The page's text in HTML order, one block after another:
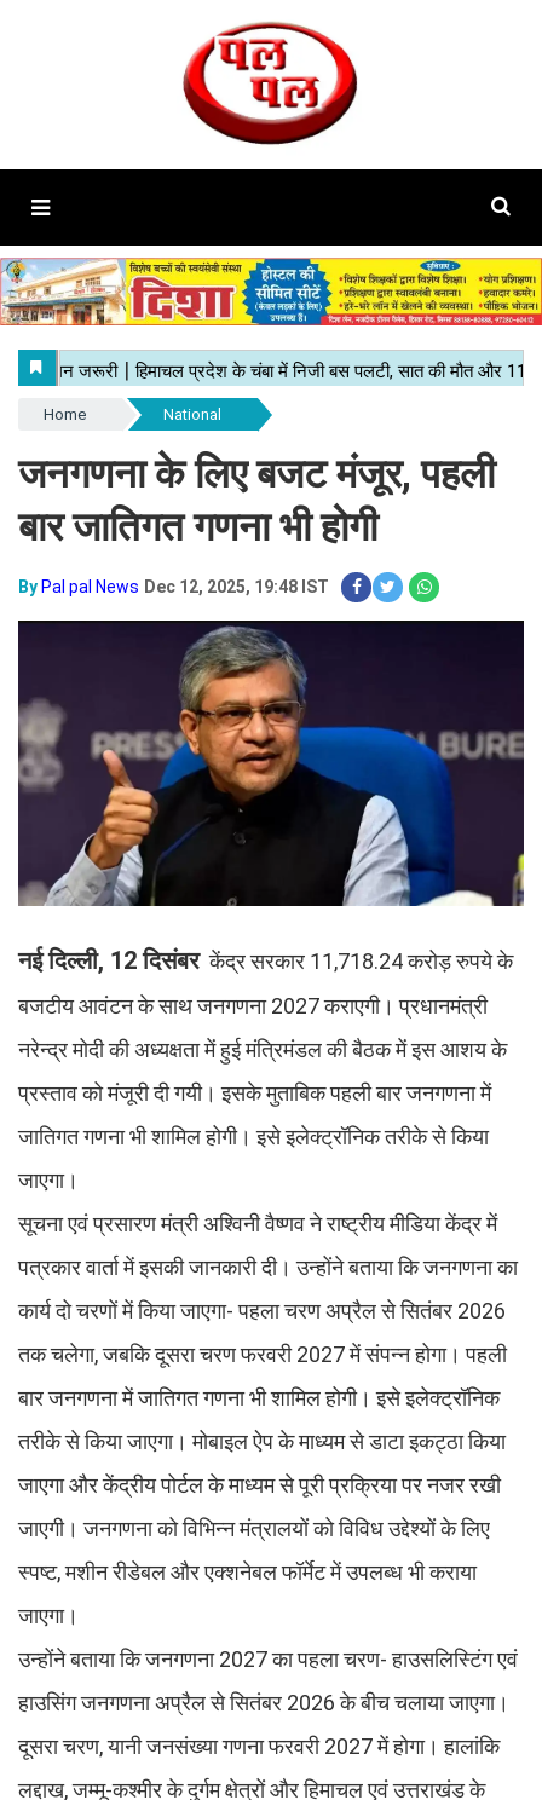
Home National
जनगणना के लिए बजट मंजूर, पहली
बार जातिगत गणना भी होगी
By Pal pal News Dec 12, 2025, 19:48 IST
नई दिल्ली, 12 दिसंबरकेंद्र सरकार 11,718.24 करोड़ रुपये के
बजटीय आवंटन के साथ जनगणना 2027 कराएगी। प्रधानमंत्री
नरेन्द्र मोदी की अध्यक्षता में हुई मंत्रिमंडल की बैठक में इस आशय के
प्रस्ताव को मंजूरी दी गयी। इसके मुताबिक पहली बार जनगणना में
जातिगत गणना भी शामिल होगी। इसे इलेक्ट्रॉनिक तरीके से किया
जाएगा।
सूचना एवं प्रसारण मंत्री अश्विनी वैष्णव ने राष्ट्रीय मीडिया केंद्र में
पत्रकार वार्ता में इसकी जानकारी दी। उन्होंने बताया कि जनगणना का
कार्य दो चरणों में किया जाएगा- पहला चरण अप्रैल से सितंबर 2026
तक चलेगा, जबकि दूसरा चरण फरवरी 2027 में संपन्न होगा। पहली
बार जनगणना में जातिगत गणना भी शामिल होगी। इसे इलेक्ट्रॉनिक
तरीके से किया जाएगा। मोबाइल ऐप के माध्यम से डाटा इकट्ठा किया
जाएगा और केंद्रीय पोर्टल के माध्यम से पूरी प्रक्रिया पर नजर रखी
जाएगी। जनगणना को विभिन्न मंत्रालयों को विविध उद्देश्यों के लिए
स्पष्ट, मशीन रीडेबल और एक्शनेबल फॉर्मेट में उपलब्ध भी कराया
जाएगा।
उन्होंने बताया कि जनगणना 2027 का पहला चरण- हाउसलिस्टिंग एवं
हाउसिंग जनगणना अप्रैल से सितंबर 2026 के बीच चलाया जाएगा।
दूसरा चरण, यानी जनसंख्या गणना फरवरी 2027 में होगा। हालांकि
लद्दाख, जम्मू-कश्मीर के दुर्गम क्षेत्रों और हिमाचल एवं उत्तराखंड के